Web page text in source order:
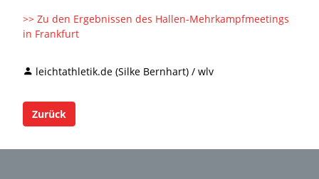
>> Zu den Ergebnissen des Hallen-Mehrkampfmeetings
in Frankfurt
leichtathletik.de (Silke Bernhart) / wlv
Zurück